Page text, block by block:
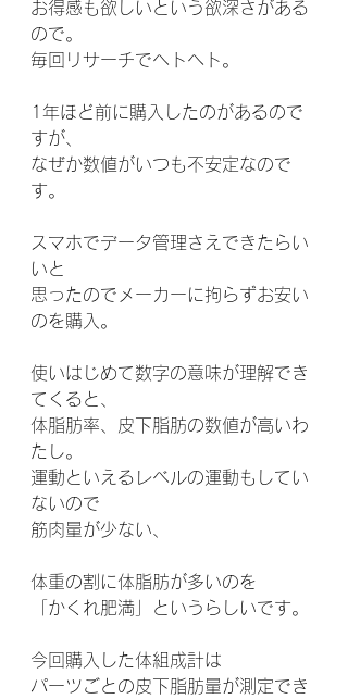
お得感も欲しいという欲深さがある
ので。
毎回リサーチでヘトヘト。
1年ほど前に購入したのがあるので
すが、
なぜか数値がいつも不安定なので
す。
スマホでデータ管理さえできたらい
いと
思ったのでメーカーに拘らずお安い
のを購入。
使いはじめて数字の意味が理解でき
てくると、
体脂肪率、皮下脂肪の数値が高いわ
たし。
運動といえるレベルの運動もしてい
ないので
筋肉量が少ない、
体重の割に体脂肪が多いのを
「かくれ肥満」というらしいです。
今回購入した体組成計は
パーツごとの皮下脂肪量が測定でき